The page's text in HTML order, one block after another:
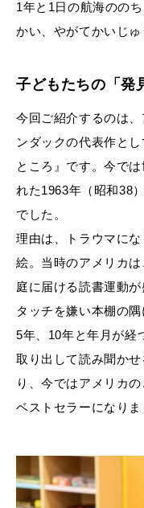
1年と1日の航海のの
かい、やがてかいじ
子どもたちの「発
今回ご紹介するのは
ンダックの代表作と
ところ』です。今で
れた1963年（昭和38
でした。
理由は、トラウマに
絵。当時のアメリカ
庭に届ける読書運動
タッチを嫌い本棚の
5年、10年と年月が経
取り出して読み聞か
り、今ではアメリカ
ベストセラーになりま